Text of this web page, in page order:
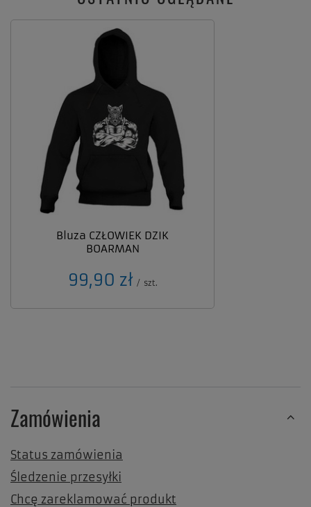
Bluza CZŁOWIEK DZIK
BOARMAN
99,90 zł / szt.
Zamówienia
Status zamówienia
Śledzenie przesyłki
Chcę zareklamować produkt